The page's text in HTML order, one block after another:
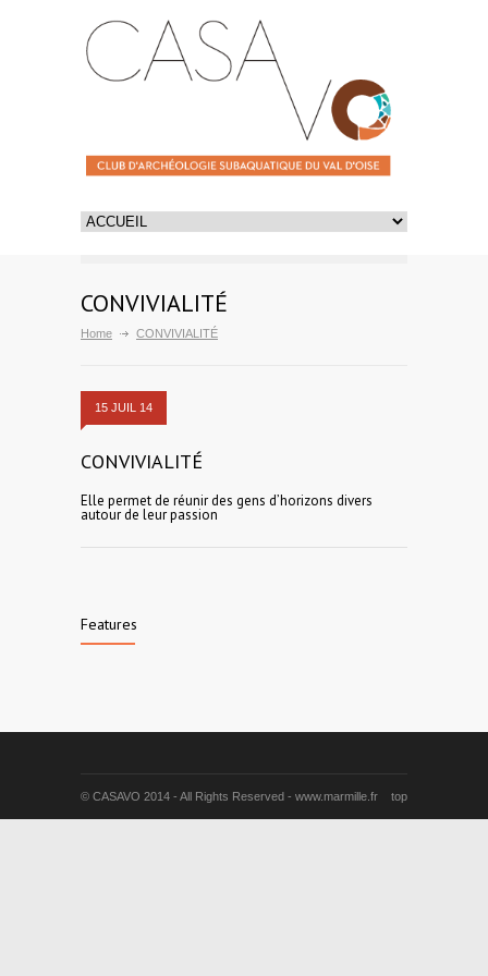
CONVIVIALITÉ
Home CONVIVIALITÉ
15 JUIL 14
CONVIVIALITÉ
Elle permet de réunir des gens d’horizons divers
autour de leur passion
Features
© CASAVO 2014 - All Rights Reserved - www.marmille.fr top